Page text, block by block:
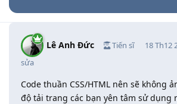
Lê Anh Đức Tiến sĩ 18 Th12
sửa
Code thuần CSS/HTML nên sẽ không
độ tải trang các bạn yên tâm sử dụng